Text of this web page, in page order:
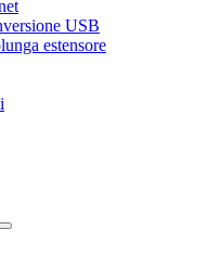
USB
estensore